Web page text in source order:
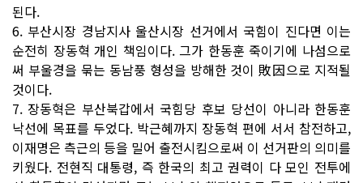
된다.
6. 부산시장 경남지사 울산시장 선거에서 국힘이 진다면 이는
순전히 장동혁 개인 책임이다. 그가 한동훈 죽이기에 나섬으로
써 부울경을 묶는 동남풍 형성을 방해한 것이 敗因으로 지적될
것이다.
7. 장동혁은 부산북갑에서 국힘당 후보 당선이 아니라 한동훈
낙선에 목표를 두었다. 박근혜까지 장동혁 편에 서서 참전하고,
이재명은 측근의 등을 밀어 출전시킴으로써 이 선거판의 의미를
키웠다. 전현직 대통령, 즉 한국의 최고 권력이 다 모인 전투에